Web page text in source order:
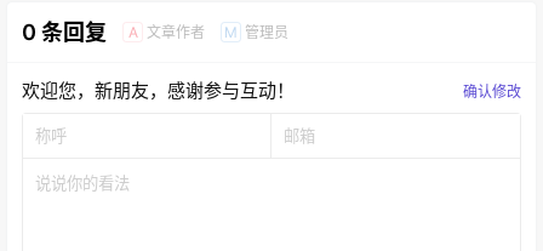
0 条回复 A 文章作者 M 管理员
欢迎您，新朋友，感谢参与互动！ 确认修改